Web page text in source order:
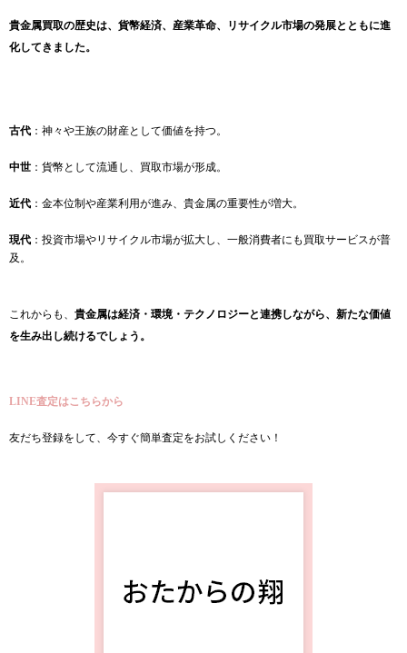
貴金属買取の歴史は、貨幣経済、産業革命、リサイクル市場の発展とともに進
化してきました。
古代 ：神々や王族の財産として価値を持つ。
中世 ：貨幣として流通し、買取市場が形成。
近代 ：金本位制や産業利用が進み、貴金属の重要性が増大。
現代 ：投資市場やリサイクル市場が拡大し、一般消費者にも買取サービスが普
及。
これからも、 貴金属は経済・環境・テクノロジーと連携しながら、新たな価値
を生み出し続けるでしょう。
LINE査定はこちらから
友だち登録をして、今すぐ簡単査定をお試しください！